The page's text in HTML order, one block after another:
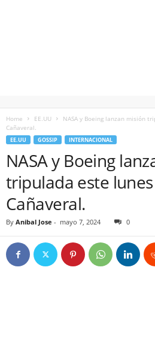
Home EE.UU
NASA y Boeing lanzan misión
Cañaveral.
EE.UU GOSSIP INTERNACIONAL
NASA y Boeing
tripulada este
Cañaveral.
By Anibal Jose - mayo 7, 2024 0